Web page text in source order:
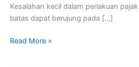
Kesalahan kecil dalam perlakuan
batas dapat berujung pada […]
Read More »